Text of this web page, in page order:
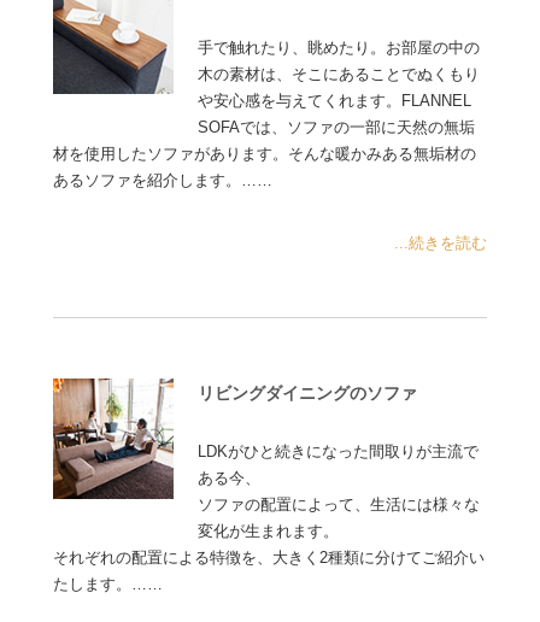
手で触れたり、眺めたり。お部屋の中の
木の素材は、そこにあることでぬくもり
や安心感を与えてくれます。FLANNEL
SOFAでは、ソファの一部に天然の無垢
材を使用したソファがあります。そんな暖かみある無垢材の
あるソファを紹介します。……
...続きを読む
リビングダイニングのソファ
LDKがひと続きになった間取りが主流で
ある今、
ソファの配置によって、生活には様々な
変化が生まれます。
それぞれの配置による特徴を、大きく2種類に分けてご紹介い
たします。……